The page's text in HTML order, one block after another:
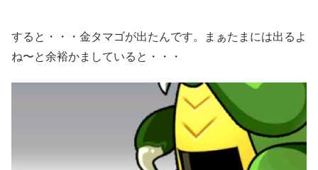
すると・・・金タマゴが出たんです。まぁたまには出るよ
ね〜と余裕かましていると・・・